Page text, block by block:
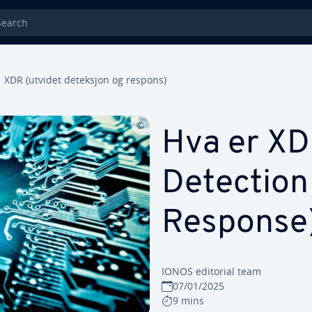
XDR (utvidet deteksjon og respons)
Hva er
Detection
IONOS editorial team
07/01/2025
9 mins